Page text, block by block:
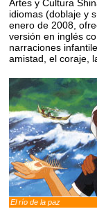
Artes y Cultura
idiomas (doblaje y
enero de 2008,
versión en inglés
narraciones
amistad, el coraje,
El río de la paz